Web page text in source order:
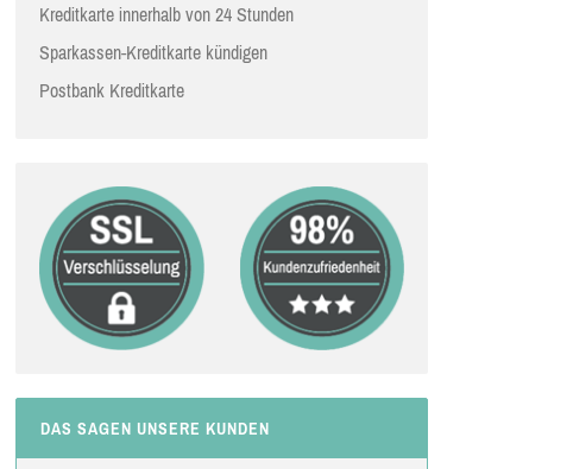
Kreditkarte innerhalb von 24 Stunden
Sparkassen-Kreditkarte kündigen
Postbank Kreditkarte
DAS SAGEN UNSERE KUNDEN